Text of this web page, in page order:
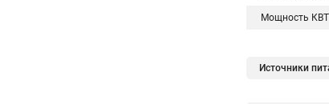
Мощность КВТ
Источники